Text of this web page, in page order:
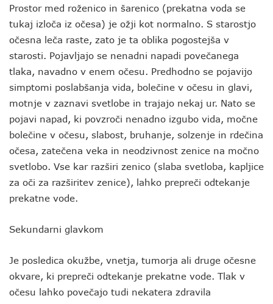
Prostor med roženico in šarenico (prekatna voda se
tukaj izloča iz očesa) je ožji kot normalno. S starostjo
očesna leča raste, zato je ta oblika pogostejša v
starosti. Pojavljajo se nenadni napadi povečanega
tlaka, navadno v enem očesu. Predhodno se pojavijo
simptomi poslabšanja vida, bolečine v očesu in glavi,
motnje v zaznavi svetlobe in trajajo nekaj ur. Nato se
pojavi napad, ki povzroči nenadno izgubo vida, močne
bolečine v očesu, slabost, bruhanje, solzenje in rdečina
očesa, zatečena veka in neodzivnost zenice na močno
svetlobo. Vse kar razširi zenico (slaba svetloba, kapljice
za oči za razširitev zenice), lahko prepreči odtekanje
prekatne vode.
Sekundarni glavkom
Je posledica okužbe, vnetja, tumorja ali druge očesne
okvare, ki prepreči odtekanje prekatne vode. Tlak v
očesu lahko povečajo tudi nekatera zdravila